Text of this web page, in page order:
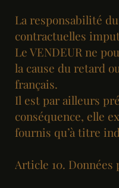
La responsabilité
contractuelles
Le VENDEUR ne
la cause du retard
français.
Il est par ailleurs
conséquence, elle
fournis qu’à titre
Article 10. Données